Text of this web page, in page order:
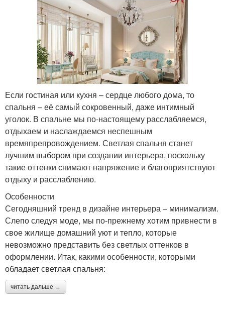
Если гостиная или кухня – сердце любого дома, то
спальня – её самый сокровенный, даже интимный
уголок. В спальне мы по-настоящему расслабляемся,
отдыхаем и наслаждаемся неспешным
времяпрепровождением. Светлая спальня станет
лучшим выбором при создании интерьера, поскольку
такие оттенки снимают напряжение и благоприятствуют
отдыху и расслаблению.
Особенности
Сегодняшний тренд в дизайне интерьера – минимализм.
Слепо следуя моде, мы по-прежнему хотим привнести в
свое жилище домашний уют и тепло, которые
невозможно представить без светлых оттенков в
оформлении. Итак, какими особенности, которыми
обладает светлая спальня:
читать дальше →